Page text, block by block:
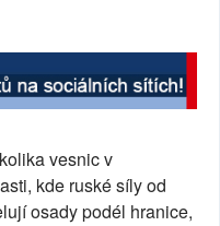
vesnic v
kde ruské síly od
osady podél hranice,